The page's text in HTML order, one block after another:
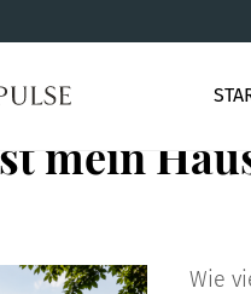
mein
Wie